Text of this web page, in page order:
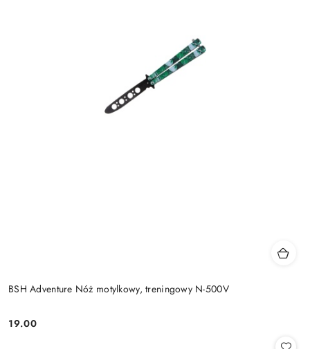
BSH Adventure Nóż motylkowy, treningowy N-500V
Cena:
19.00